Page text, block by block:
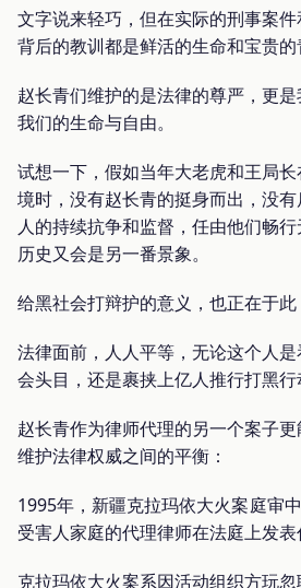
文字说来轻巧，但在实际的刑事案
背后的教训都是鲜活的生命和宝贵的
赵长青们维护的是法律的尊严，更
我们的生命与自由。
试想一下，假如当年大老虎和王局
境时，没有赵长青的挺身而出，没
人的持续抗争和监督，任由他们畅
历史又会是另一番景象。
给黑社会打辩护的意义，也正在于此
法律面前，人人平等，无论这个人
会头目，还是裹挟上亿人推行打黑行
赵长青作为律师代理的另一个案子
维护法律权威之间的平衡：
1995年，新疆克拉玛依大火案庭审
受害人家庭的代理律师在法庭上发表
克拉玛依大火案系因活动组织方玩